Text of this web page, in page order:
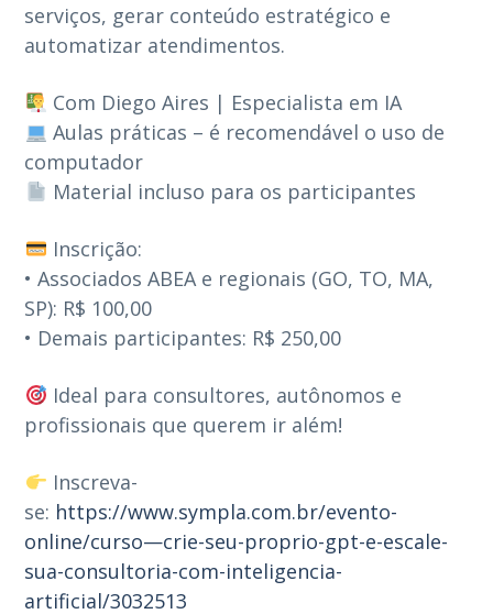
serviços, gerar conteúdo estratégico e
automatizar atendimentos.
Com Diego Aires | Especialista em IA
Aulas práticas – é recomendável o uso de
computador
Material incluso para os participantes
Inscrição:
• Associados ABEA e regionais (GO, TO, MA,
SP): R$ 100,00
• Demais participantes: R$ 250,00
Ideal para consultores, autônomos e
profissionais que querem ir além!
Inscreva-
se: https://www.sympla.com.br/evento-
online/curso—crie-seu-proprio-gpt-e-escale-
sua-consultoria-com-inteligencia-
artificial/3032513